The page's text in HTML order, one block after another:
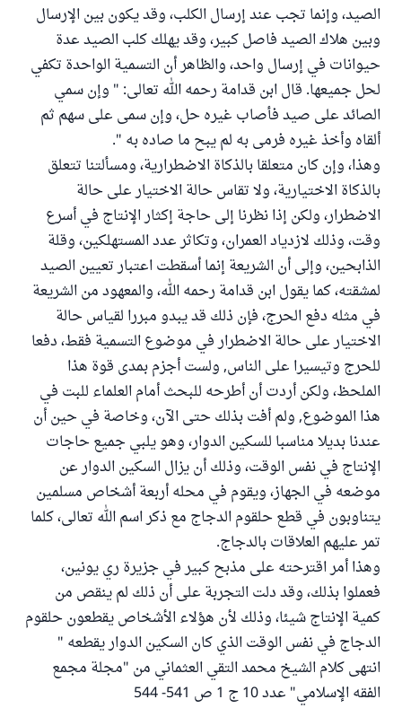
الصيد، وإنما تجب عند إرسال الكلب، وقد يكون بين الإرسال
وبين هلاك الصيد فاصل كبير، وقد يهلك كلب الصيد عدة
حيوانات في إرسال واحد، والظاهر أن التسمية الواحدة تكفي
لحل جميعها. قال ابن قدامة رحمه الله تعالى: " وإن سمي
الصائد على صيد فأصاب غيره حل، وإن سمى على سهم ثم
ألقاه وأخذ غيره فرمى به لم يبح ما صاده به ".
وهذا، وإن كان متعلقا بالذكاة الاضطرارية، ومسألتنا تتعلق
بالذكاة الاختيارية، ولا تقاس حالة الاختيار على حالة
الاضطرار، ولكن إذا نظرنا إلى حاجة إكثار الإنتاج في أسرع
وقت، وذلك لازدياد العمران، وتكاثر عدد المستهلكين، وقلة
الذابحين، وإلى أن الشريعة إنما أسقطت اعتبار تعيين الصيد
لمشقته، كما يقول ابن قدامة رحمه الله، والمعهود من الشريعة
في مثله دفع الحرج، فإن ذلك قد يبدو مبررا لقياس حالة
الاختيار على حالة الاضطرار في موضوع التسمية فقط، دفعا
للحرج وتيسيرا على الناس, ولست أجزم بمدى قوة هذا
الملحظ، ولكن أردت أن أطرحه للبحث أمام العلماء للبت في
هذا الموضوع, ولم أفت بذلك حتى الآن، وخاصة في حين أن
عندنا بديلا مناسبا للسكين الدوار، وهو يلبي جميع حاجات
الإنتاج في نفس الوقت، وذلك أن يزال السكين الدوار عن
موضعه في الجهاز، ويقوم في محله أربعة أشخاص مسلمين
يتناوبون في قطع حلقوم الدجاج مع ذكر اسم الله تعالى، كلما
تمر عليهم العلاقات بالدجاج.
وهذا أمر اقترحته على مذبح كبير في جزيرة ري يونين،
فعملوا بذلك، وقد دلت التجربة على أن ذلك لم ينقص من
كمية الإنتاج شيئا، وذلك لأن هؤلاء الأشخاص يقطعون حلقوم
الدجاج في نفس الوقت الذي كان السكين الدوار يقطعه "
انتهى كلام الشيخ محمد التقي العثماني من "مجلة مجمع
الفقه الإسلامي" عدد 10 ج 1 ص 541- 544